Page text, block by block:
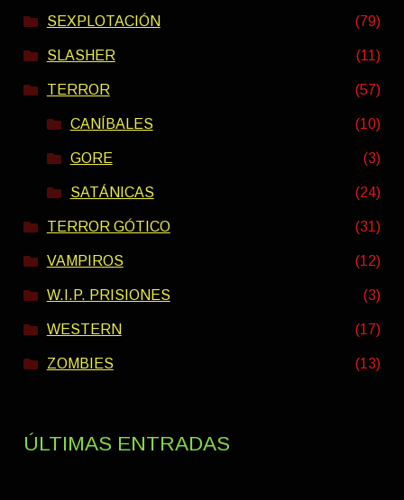
SEXPLOTACIÓN (79)
SLASHER (11)
TERROR (57)
CANÍBALES (10)
GORE (3)
SATÁNICAS (24)
TERROR GÓTICO (31)
VAMPIROS (12)
W.I.P. PRISIONES (3)
WESTERN (17)
ZOMBIES (13)
ÚLTIMAS ENTRADAS